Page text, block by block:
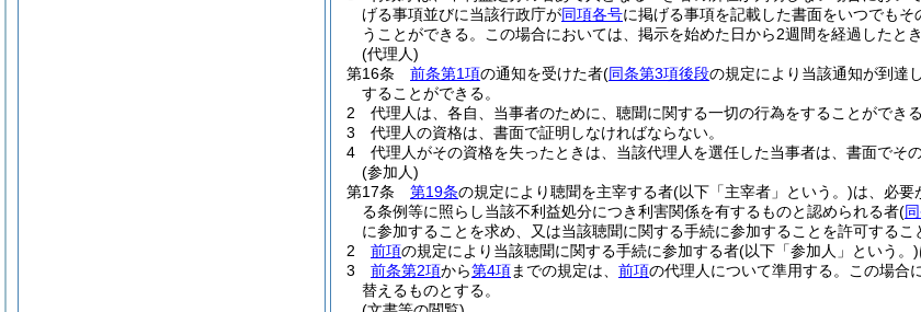
げる事項並びに当該行政庁が同項各号に掲げる事項を記載した書面をいつでも
うことができる。
この場合においては、掲示を始めた日から2週間を経過したと
(代理人)
第16条
前条第1項の通知を受けた者(同条第3項後段の規定により当該通知が到達
することができる。
2
代理人は、各自、当事者のために、聴聞に関する一切の行為をすることができる
3
代理人の資格は、書面で証明しなければならない。
4
代理人がその資格を失ったときは、当該代理人を選任した当事者は、書面でそ
(参加人)
第17条
第19条の規定により聴聞を主宰する者(以下「主宰者」という。)は、必要
る条例等に照らし当該不利益処分につき利害関係を有するものと認められる者(
に参加することを求め、又は当該聴聞に関する手続に参加することを許可するこ
2
前項の規定により当該聴聞に関する手続に参加する者(以下「参加人」という。)
3
前条第2項から第4項までの規定は、 前項の代理人について準用する。 この場合
替えるものとする。